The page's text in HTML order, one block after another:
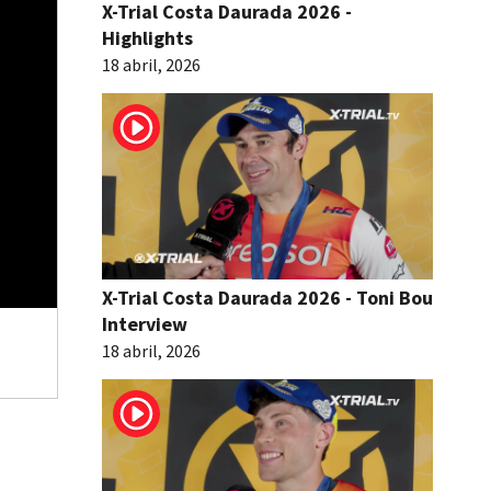
X-Trial Costa Daurada 2026 -
Highlights
18 abril, 2026
X-Trial Costa Daurada 2026 - Toni Bou
Interview
18 abril, 2026